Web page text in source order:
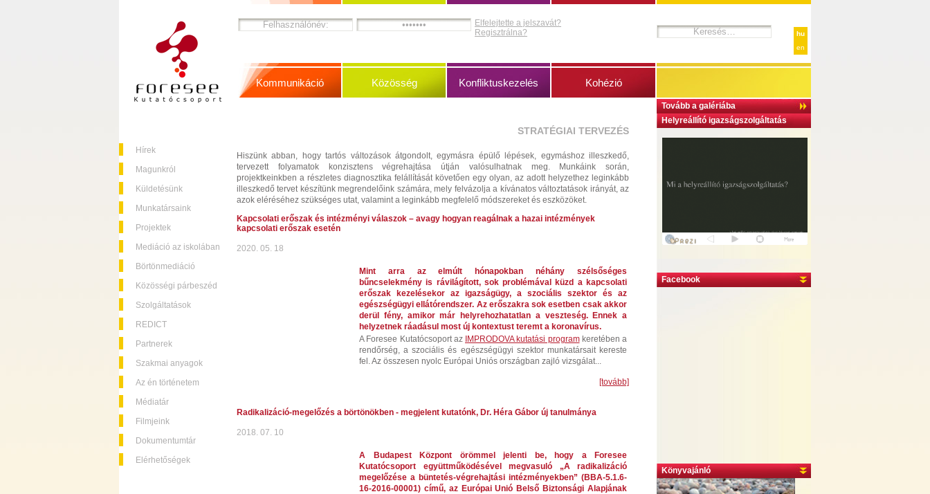
Hírek
Magunkról
Küldetésünk
Munkatársaink
Projektek
Mediáció az iskolában
Börtönmediáció
Közösségi párbeszéd
Szolgáltatások
REDICT
Partnerek
Szakmai anyagok
Az én történetem
Médiatár
Filmjeink
Dokumentumtár
Elérhetőségek
hu
en
Tovább a galériába
Helyreállító igazságszolgáltatás
Facebook
Könyvajánló
Elfelejtette a jelszavát?
Regisztrálna?
Kommunikáció Közösség Konfliktuskezelés Kohézió
STRATÉGIAI TERVEZÉS
Hiszünk abban, hogy tartós változások átgondolt, egymásra épülő lépések, egymáshoz illeszkedő,
tervezett folyamatok konzisztens végrehajtása útján valósulhatnak meg. Munkáink során,
projektkeinkben a részletes diagnosztika felállítását követően egy olyan, az adott helyzethez leginkább
illeszkedő tervet készítünk megrendelőink számára, mely felvázolja a kívánatos változtatások irányát, az
azok eléréséhez szükséges utat, valamint a leginkább megfelelő módszereket és eszközöket.
Kapcsolati erőszak és intézményi válaszok – avagy hogyan reagálnak a hazai intézmények
kapcsolati erőszak esetén
2020. 05. 18
Mint arra az elmúlt hónapokban néhány szélsőséges
bűncselekmény is rávilágított, sok problémával küzd a kapcsolati
erőszak kezelésekor az igazságügy, a szociális szektor és az
egészségügyi ellátórendszer. Az erőszakra sok esetben csak akkor
derül fény, amikor már helyrehozhatatlan a veszteség. Ennek a
helyzetnek ráadásul most új kontextust teremt a koronavírus.
A Foresee Kutatócsoport az IMPRODOVA kutatási programkeretében a
rendőrség, a szociális és egészségügyi szektor munkatársait kereste
fel. Az összesen nyolc Európai Uniós országban zajló vizsgálat...
[tovább]
Radikalizáció-megelőzés a börtönökben - megjelent kutatónk, Dr. Héra Gábor új tanulmánya
2018. 07. 10
A Budapest Központ örömmel jelenti be, hogy a Foresee
Kutatócsoport együttműködésével megvasuló „A radikalizáció
megelőzése a büntetés-végrehajtási intézményekben” (BBA-5.1.6-
16-2016-00001) című, az Európai Unió Belső Biztonsági Alapjának